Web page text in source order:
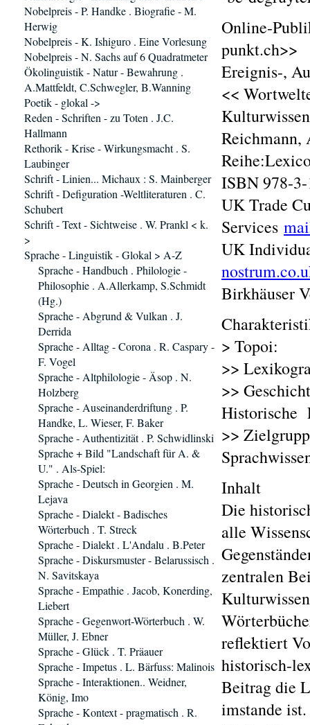
Online-
punkt.ch>>
Ereignis-,
<<
Reichmann,
ISBN 978-
UK Trade
Services
UK
Birkhäuser
> Topoi:
>>
>>
Historische
>>
Inhalt
Die
alle
zentralen
reflektiert
historisch-
Beitrag die
imstande
Nobelpreis - P. Handke . Biografie - M.
Herwig
Nobelpreis - K. Ishiguro . Eine Vorlesung
Nobelpreis - N. Sachs auf 6 Quadratmeter
Ökolinguistik - Natur - Bewahrung .
A.Mattfeldt, C.Schwegler, B.Wanning
Poetik - glokal ->
Reden - Schriften - zu Toten . J.C.
Hallmann
Rethorik - Krise - Wirkungsmacht . S.
Laubinger
Schrift - Linien... Michaux : S. Mainberger
Schrift - Defiguration -Weltliteraturen . C.
Schubert
Schrift - Text - Sichtweise . W. Prankl < k.
>
Sprache - Linguistik - Glokal > A-Z
Sprache - Handbuch . Philologie -
Philosophie . A.Allerkamp, S.Schmidt
(Hg.)
Sprache - Abgrund & Vulkan . J.
Derrida
Sprache - Alltag - Corona . R. Caspary -
F. Vogel
Sprache - Altphilologie - Äsop . N.
Holzberg
Sprache - Auseinanderdriftung . P.
Handke, L. Wieser, F. Baker
Sprache - Authentizität . P. Schwidlinski
Sprache + Bild "Landschaft für A. &
U." . Als-Spiel:
Sprache - Deutsch in Georgien . M.
Lejava
Sprache - Dialekt - Badisches
Wörterbuch . T. Streck
Sprache - Dialekt . L'Andalu . B.Peter
Sprache - Diskursmuster - Belarussisch .
N. Savitskaya
Sprache - Empathie . Jacob, Konerding,
Liebert
Sprache - Gegenwort-Wörterbuch . W.
Müller, J. Ebner
Sprache - Glück . T. Präauer
Sprache - Impetus . L. Bärfuss: Malinois
Sprache - Interaktionen.. Weidner,
König, Imo
Sprache - Kontext - pragmatisch . R.